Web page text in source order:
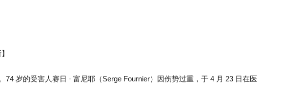
74 岁的受害人赛日 · 富尼耶（Serge Fournier）因伤势过重，于 4 月 23 日在医